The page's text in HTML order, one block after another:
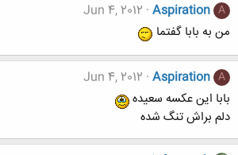
A
Aspiration
Jun 4, 2012
من به بابا گفتما
A
Aspiration
Jun 4, 2012
بابا این عکسه سعیده
دلم براش تنگ شده